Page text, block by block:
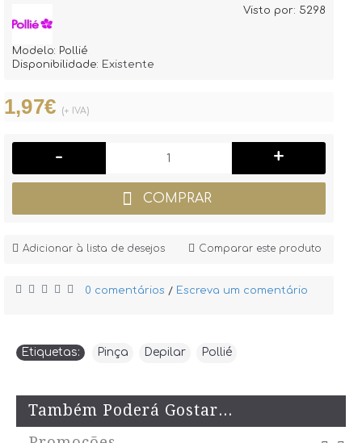
Visto por: 5298
Modelo: Pollié
Disponibilidade: Existente
1,97€ (+ IVA)
- +
COMPRAR
Adicionar à lista de desejos Comparar este produto
0 comentários / Escreva um comentário
Etiquetas: Pinça Depilar Pollié
Também Poderá Gostar...